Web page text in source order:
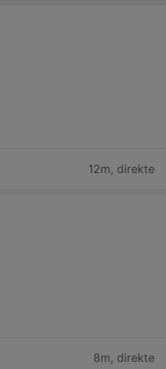
12m, direkte
8m, direkte